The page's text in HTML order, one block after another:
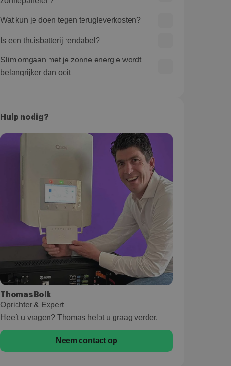
Wat kun je doen tegen terugleverkosten?
Is een thuisbatterij rendabel?
Slim omgaan met je zonne energie wordt
belangrijker dan ooit
Hulp nodig?
Thomas Bolk
Oprichter & Expert
Heeft u vragen? Thomas helpt u graag verder.
Neem contact op